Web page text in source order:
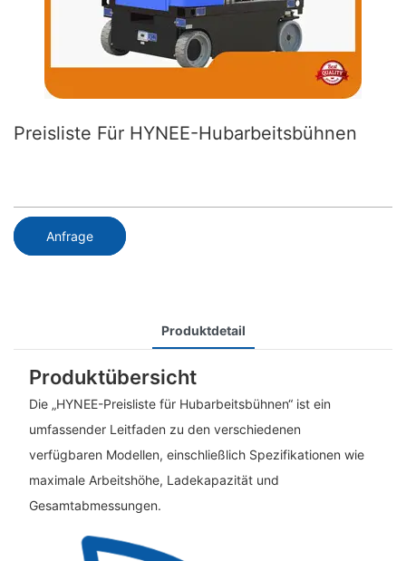
Preisliste Für HYNEE-Hubarbeitsbühnen
Anfrage
Produktdetail
Produktübersicht
Die „HYNEE-Preisliste für Hubarbeitsbühnen“ ist ein
umfassender Leitfaden zu den verschiedenen
verfügbaren Modellen, einschließlich Spezifikationen wie
maximale Arbeitshöhe, Ladekapazität und
Gesamtabmessungen.